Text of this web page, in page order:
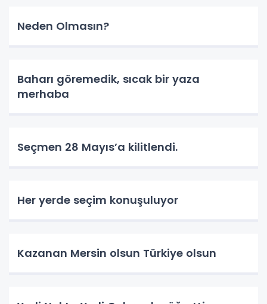
Neden Olmasın?
Baharı göremedik, sıcak bir yaza
merhaba
Seçmen 28 Mayıs’a kilitlendi.
Her yerde seçim konuşuluyor
Kazanan Mersin olsun Türkiye olsun